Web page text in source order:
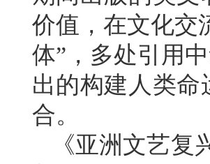
价值，在文化交
体”，多处引用
出的构建人类
合。
《亚洲文艺